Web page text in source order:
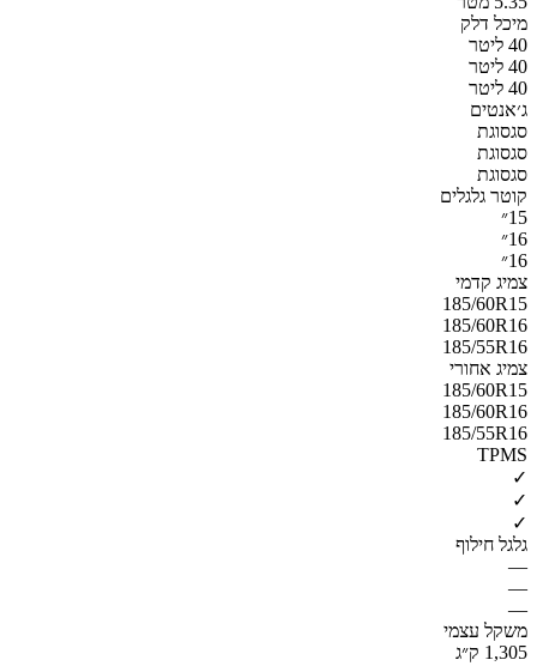
מיכל דלק
40 ליטר
40 ליטר
40 ליטר
ג׳אנטים
סגסוגת
סגסוגת
סגסוגת
קוטר גלגלים
15״
16״
16״
צמיג קדמי
185/60R15
185/60R16
185/55R16
צמיג אחורי
185/60R15
185/60R16
185/55R16
TPMS
✓
✓
✓
גלגל חילוף
—
—
—
משקל עצמי
1,305 ק״ג